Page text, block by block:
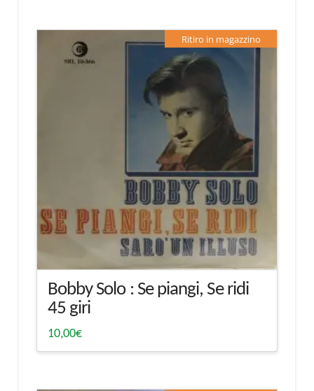
Ritiro in magazzino
Bobby Solo : Se piangi, Se ridi
45 giri
10,00€